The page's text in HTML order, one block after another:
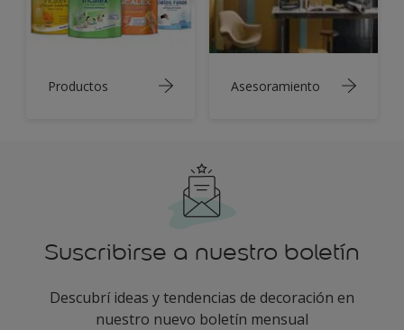
Productos Asesoramiento
Suscribirse a nuestro boletín
Descubrí ideas y tendencias de decoración en
nuestro nuevo boletín mensual